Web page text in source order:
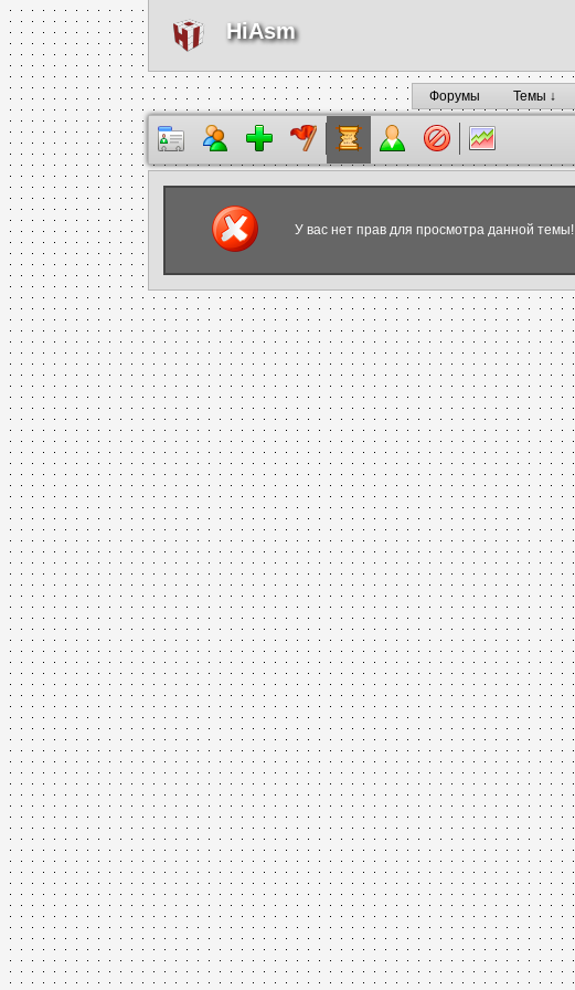
HiAsm
Форумы Темы ↓
У вас нет прав для просмотра данной темы!